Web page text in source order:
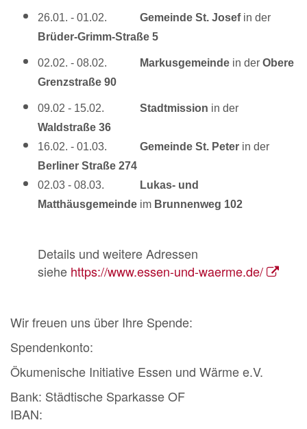
26.01. - 01.02. Gemeinde St. Josefin der
Brüder-Grimm-Straße 5
02.02. - 08.02. Markusgemeinde in der Obere
Grenzstraße 90
09.02 - 15.02. Stadtmission in der
Waldstraße 36
16.02. - 01.03. Gemeinde St. Peter in der
Berliner Straße 274
02.03 - 08.03.
Lukas- und
Matthäusgemeinde im Brunnenweg 102
Details und weitere Adressen
siehe https://www.essen-und-waerme.de/
Wir freuen uns über Ihre Spende:
Spendenkonto:
Ökumenische Initiative Essen und Wärme e.V.
Bank: Städtische Sparkasse OF
IBAN: